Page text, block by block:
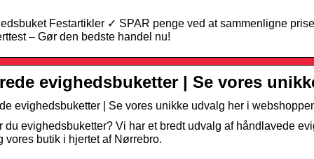
Festartikler ✓ SPAR penge ved at sammenligne
– Gør den bedste handel nu!
evighedsbuketter | Se vores
evighedsbuketter | Se vores unikke udvalg her i
du evighedsbuketter? Vi har et bredt udvalg af håndlavede
vores butik i hjertet af Nørrebro.